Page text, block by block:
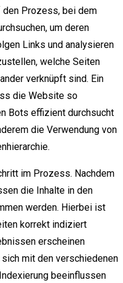
den Prozess, bei dem
um deren
Links und analysieren
welche Seiten
verknüpft sind. Ein
die Website so
Bots effizient durchsucht
die Verwendung von
im Prozess. Nachdem
die Inhalte in den
werden. Hierbei ist
korrekt indiziert
erscheinen
mit den verschiedenen
beeinflussen